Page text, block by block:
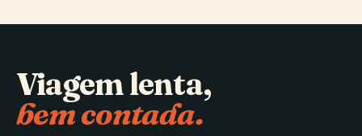
Viagem lenta,
bem contada.